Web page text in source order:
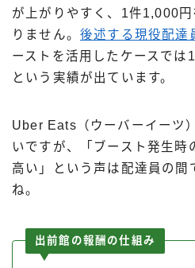
が上がりやすく、1件1,000
りません。 後述する現役配達
ーストを活用したケースでは
という実績が出ています。
Uber Eats（ウーバーイーツ
いですが、「ブースト発生時
高い」という声は配達員の間
ね。
出前館の報酬の仕組み